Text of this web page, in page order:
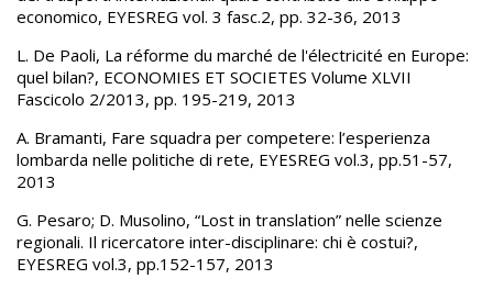
economico, EYESREG vol. 3 fasc.2, pp. 32-36, 2013
L. De Paoli, La réforme du marché de l'électricité en Europe:
quel bilan?, ECONOMIES ET SOCIETES Volume XLVII
Fascicolo 2/2013, pp. 195-219, 2013
A. Bramanti, Fare squadra per competere: l’esperienza
lombarda nelle politiche di rete, EYESREG vol.3, pp.51-57,
2013
G. Pesaro; D. Musolino, “Lost in translation” nelle scienze
regionali. Il ricercatore inter-disciplinare: chi è costui?,
EYESREG vol.3, pp.152-157, 2013